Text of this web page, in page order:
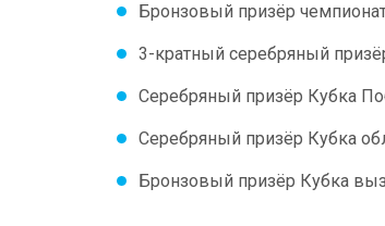
Бронзовый призёр
3-кратный серебряный
Серебряный призёр Кубка
Серебряный призёр Кубка
Бронзовый призёр Кубка